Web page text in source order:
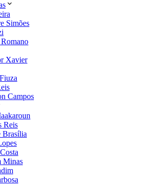
Simões
Xavier
Campos
Reis
Brasília
Minas